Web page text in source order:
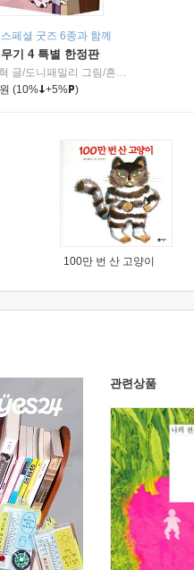
페셜 굿즈 6종과 함께
기 4 특별 한정판
흔한남매 원저/이종혁 글/도니패밀리 그림/흔한컴퍼니 감수
(10% +5% )
100만 번 산 고양이
관련상품